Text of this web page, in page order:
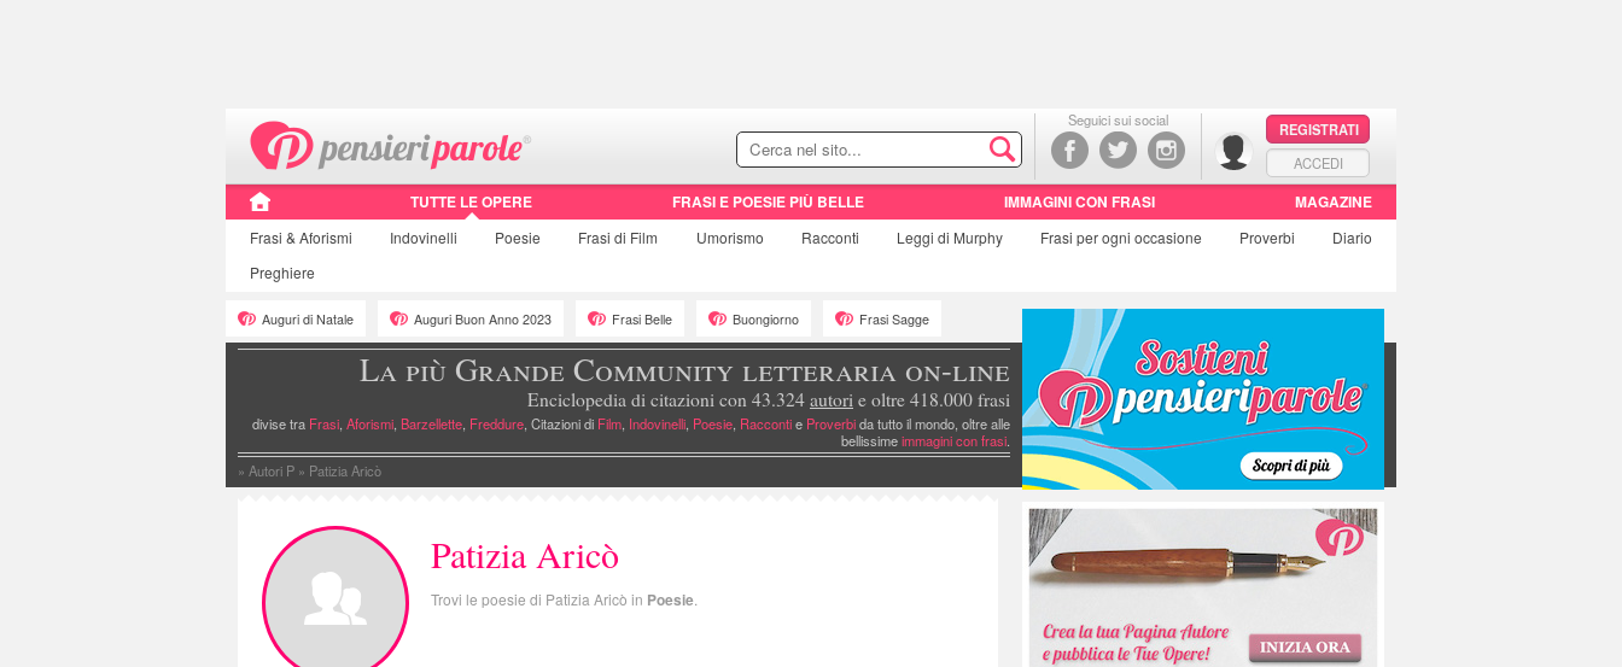
Seguici sui social
REGISTRATI
ACCEDI
TUTTE LE OPERE FRASI E POESIE PIÙ BELLE IMMAGINI CON FRASI MAGAZINE
Frasi & Aforismi Indovinelli Poesie Frasi di Film Umorismo Racconti Leggi di Murphy Frasi per ogni occasione Proverbi
Diario
Preghiere
Auguri di Natale Auguri Buon Anno 2023 Frasi Belle Buongiorno Frasi Sagge
La più Grande Community letteraria on-line
Enciclopedia di citazioni con 43.324 autori e oltre 418.000 frasi
divise tra Frasi, Aforismi, Barzellette, Freddure, Citazioni di Film, Indovinelli, Poesie, Raccontie Proverbida tutto il mondo, oltre alle
bellissimeimmagini con frasi.
» Autori P » Patizia Aricò
Patizia Aricò
Trovi le poesie di Patizia Aricò in Poesie